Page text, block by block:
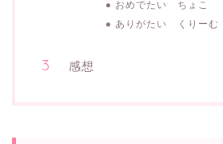
おめでたい ちょこ
ありがたい くりーむ
感想